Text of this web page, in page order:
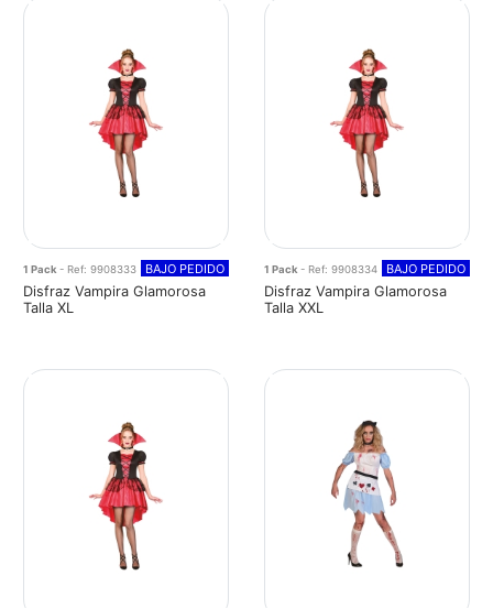
1 Pack - Ref: 9908333 BAJO PEDIDO
Disfraz Vampira Glamorosa
Talla XL
1 Pack - Ref: 9908334 BAJO PEDIDO
Disfraz Vampira Glamorosa
Talla XXL